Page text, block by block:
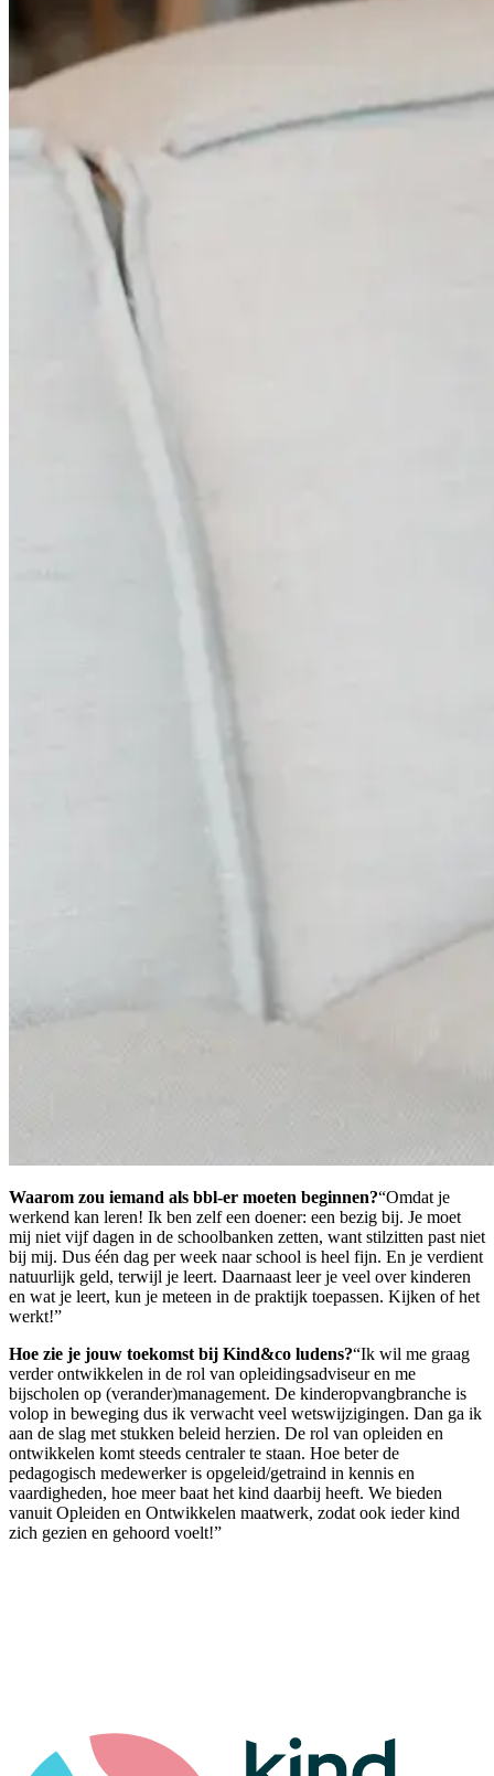
Waarom zou iemand als bbl-er moeten beginnen?“Omdat je
werkend kan leren! Ik ben zelf een doener: een bezig bij. Je moet
mij niet vijf dagen in de schoolbanken zetten, want stilzitten past niet
bij mij. Dus één dag per week naar school is heel fijn. En je verdient
natuurlijk geld, terwijl je leert. Daarnaast leer je veel over kinderen
en wat je leert, kun je meteen in de praktijk toepassen. Kijken of het
werkt!”
Hoe zie je jouw toekomst bij Kind&co ludens?“Ik wil me graag
verder ontwikkelen in de rol van opleidingsadviseur en me
bijscholen op (verander)management. De kinderopvangbranche is
volop in beweging dus ik verwacht veel wetswijzigingen. Dan ga ik
aan de slag met stukken beleid herzien. De rol van opleiden en
ontwikkelen komt steeds centraler te staan. Hoe beter de
pedagogisch medewerker is opgeleid/getraind in kennis en
vaardigheden, hoe meer baat het kind daarbij heeft. We bieden
vanuit Opleiden en Ontwikkelen maatwerk, zodat ook ieder kind
zich gezien en gehoord voelt!”